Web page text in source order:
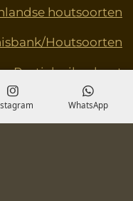
houtsoorten
Houtsoorten
Rustiek eikenhout
Grote iepen
WhatsApp